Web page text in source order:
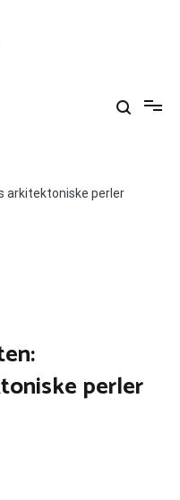
arkitektoniske perler
perler